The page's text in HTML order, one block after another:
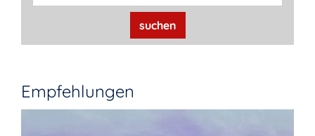
suchen
Empfehlungen